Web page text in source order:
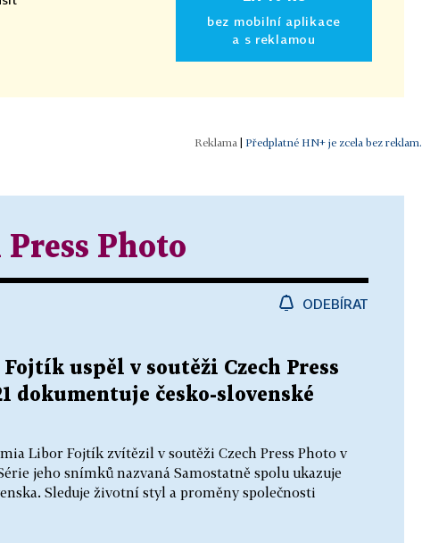
bez mobilní aplikace
a s reklamou
| Předplatné HN+ je zcela bez reklam.
Press Photo
ODEBÍRAT
uspěl v soutěži Czech Press
dokumentuje česko-slovenské
Libor Fojtík zvítězil v soutěži Czech Press Photo v
jeho snímků nazvaná Samostatně spolu ukazuje
Sleduje životní styl a proměny společnosti